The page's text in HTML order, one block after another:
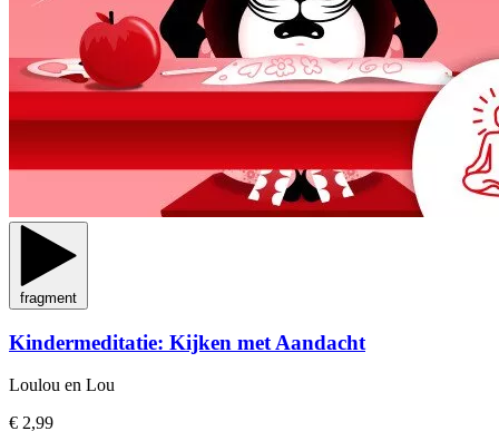
fragment
Kindermeditatie: Kijken met Aandacht
Loulou en Lou
€ 2,99